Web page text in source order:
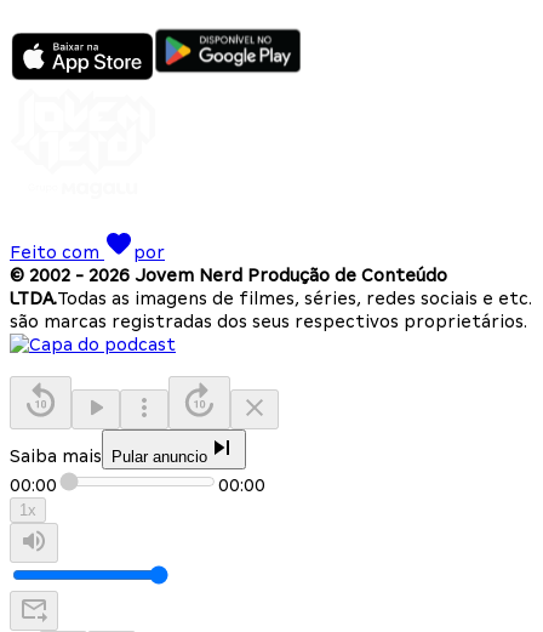
Feito com
por
© 2002 - 2026 Jovem Nerd Produção de Conteúdo
LTDA.Todas as imagens de filmes, séries, redes sociais e etc.
são marcas registradas dos seus respectivos proprietários.
Saiba mais Pular anuncio
00:00 00:00
1x